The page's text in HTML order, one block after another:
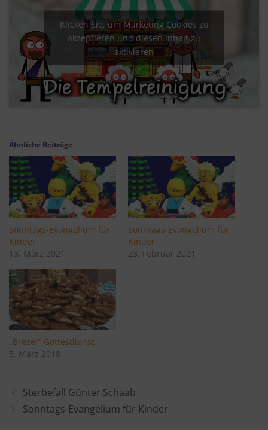
Klicken Sie, um Marketing Cookies zu
akzeptieren und diesen Inhalt zu
aktivieren
Ähnliche Beiträge
Sonntags-Evangelium für
Kinder
13. März 2021
Sonntags-Evangelium für
Kinder
23. Februar 2021
„Brezel“-Gottesdienst
5. März 2018
Sterbefall Günter Schaab
Sonntags-Evangelium für Kinder